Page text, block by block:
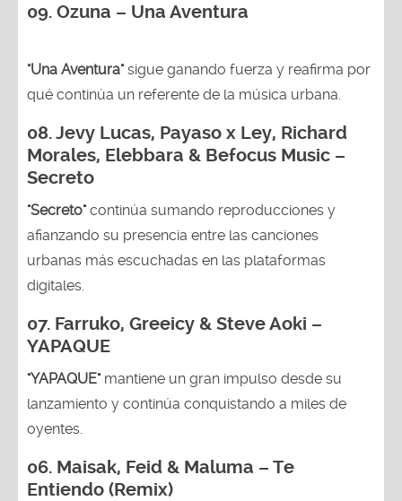
09. Ozuna – Una Aventura
"Una Aventura"sigue ganando fuerza y reafirma por
qué continúa un referente de la música urbana.
08. Jevy Lucas, Payaso x Ley, Richard
Morales, Elebbara & Befocus Music –
Secreto
"Secreto"continúa sumando reproducciones y
afianzando su presencia entre las canciones
urbanas más escuchadas en las plataformas
digitales.
07. Farruko, Greeicy & Steve Aoki –
YAPAQUE
"YAPAQUE"mantiene un gran impulso desde su
lanzamiento y continúa conquistando a miles de
oyentes.
06. Maisak, Feid & Maluma – Te
Entiendo (Remix)